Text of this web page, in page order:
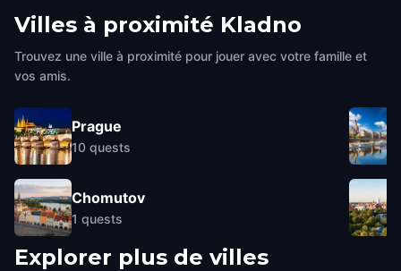
Villes à proximité Kladno
Trouvez une ville à proximité pour jouer avec votre famille et
vos amis.
Prague
10 quests
Chomutov
1 quests
Explorer plus de villes